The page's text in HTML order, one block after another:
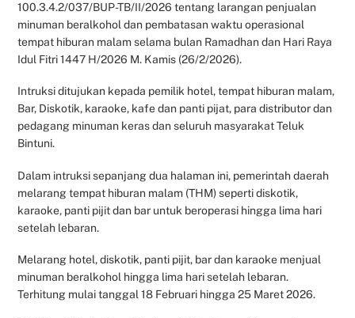
100.3.4.2/037/BUP-TB/II/2026 tentang larangan penjualan
minuman beralkohol dan pembatasan waktu operasional
tempat hiburan malam selama bulan Ramadhan dan Hari Raya
Idul Fitri 1447 H/2026 M. Kamis (26/2/2026).
Intruksi ditujukan kepada pemilik hotel, tempat hiburan malam,
Bar, Diskotik, karaoke, kafe dan panti pijat, para distributor dan
pedagang minuman keras dan seluruh masyarakat Teluk
Bintuni.
Dalam intruksi sepanjang dua halaman ini, pemerintah daerah
melarang tempat hiburan malam (THM) seperti diskotik,
karaoke, panti pijit dan bar untuk beroperasi hingga lima hari
setelah lebaran.
Melarang hotel, diskotik, panti pijit, bar dan karaoke menjual
minuman beralkohol hingga lima hari setelah lebaran.
Terhitung mulai tanggal 18 Februari hingga 25 Maret 2026.